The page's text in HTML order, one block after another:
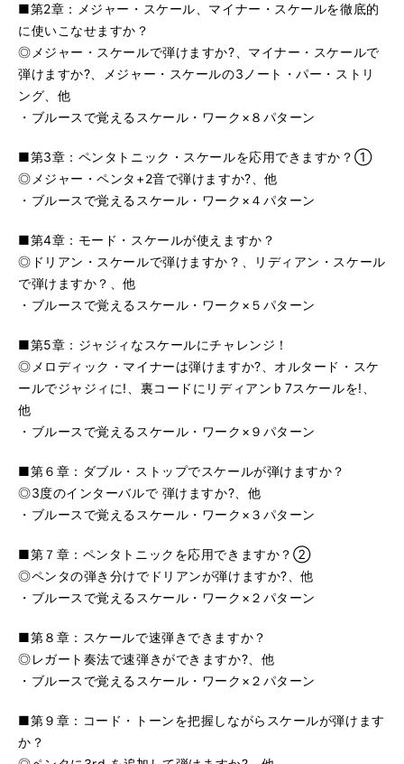
■第2章：メジャー・スケール、マイナー・スケールを徹底的
に使いこなせますか？
◎メジャー・スケールで弾けますか?、マイナー・スケールで
弾けますか?、メジャー・スケールの3ノート・パー・ストリ
ング、他
・ブルースで覚えるスケール・ワーク×８パターン
■第3章：ペンタトニック・スケールを応用できますか？①
◎メジャー・ペンタ+2音で弾けますか?、他
・ブルースで覚えるスケール・ワーク×４パターン
■第4章：モード・スケールが使えますか？
◎ドリアン・スケールで弾けますか？、リディアン・スケール
で弾けますか？、他
・ブルースで覚えるスケール・ワーク×５パターン
■第5章：ジャジィなスケールにチャレンジ！
◎メロディック・マイナーは弾けますか?、オルタード・スケ
ールでジャジィに!、裏コードにリディアン♭7スケールを!、
他
・ブルースで覚えるスケール・ワーク×９パターン
■第６章：ダブル・ストップでスケールが弾けますか？
◎3度のインターバルで 弾けますか?、他
・ブルースで覚えるスケール・ワーク×３パターン
■第７章：ペンタトニックを応用できますか？②
◎ペンタの弾き分けでドリアンが弾けますか?、他
・ブルースで覚えるスケール・ワーク×２パターン
■第８章：スケールで速弾きできますか？
◎レガート奏法で速弾きができますか?、他
・ブルースで覚えるスケール・ワーク×２パターン
■第９章：コード・トーンを把握しながらスケールが弾けます
か？